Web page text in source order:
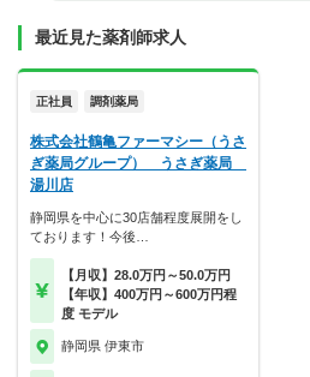
最近見た薬剤師求人
正社員 調剤薬局
株式会社鶴亀ファーマシー（うさ
ぎ薬局グループ） うさぎ薬局
湯川店
静岡県を中心に30店舗程度展開をし
ております！今後…
【月収】28.0万円～50.0万円
【年収】400万円～600万円程
度 モデル
静岡県 伊東市